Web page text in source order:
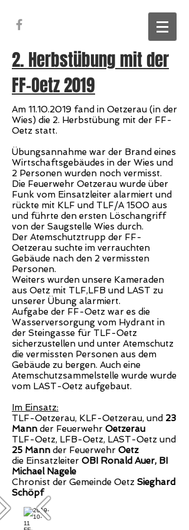
2. Herbstübung mit der
FF-Oetz 2019
Am 11.10.2019 fand in Oetzerau (in der
Wies) die 2. Herbstübung mit der FF-
Oetz statt.
Übungsannahme war der Brand eines
Wirtschaftsgebäudes in der Wies und
2 Personen wurden noch vermisst.
Die Feuerwehr Oetzerau wurde über
Funk vom Einsatzleiter alarmiert und
rückte mit KLF und TLF/A 1500 aus
und führte den ersten Löschangriff
von der Saugstelle Wies durch.
Der Atemschutztrupp der FF-
Oetzerau suchte im verrauchten
Gebäude nach den 2 vermissten
Personen.
Weiters wurden unsere Kameraden
aus Oetz mit TLF,LFB und LAST zu
unserer Übung alarmiert.
Aufgabe der FF-Oetz war es die
Wasserversorgung vom Hydrant in
der Steingasse für TLF-Oetz
sicherzustellen und unter Atemschutz
die vermissten Personen aus dem
Gebäude zu bergen. Auch eine
Atemschutzsammelstelle wurde wurde
vom LAST-Oetz aufgebaut.
Im Einsatz:
TLF-Oetzerau, KLF-Oetzerau, und 23
Mann der Feuerwehr Oetzerau
TLF-Oetz, LFB-Oetz, LAST-Oetz und
25 Mann der Feuerwehr Oetz
die Einsatzleiter OBI Ronald Auer, BI
Michael Nagele
Chronist der Gemeinde Oetz Sieghard
Schöpf